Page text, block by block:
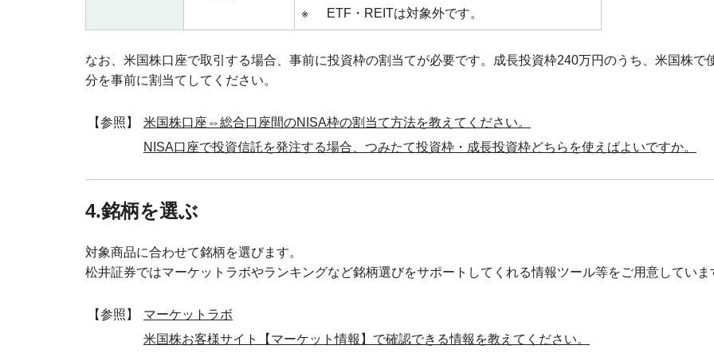
※
ETF・REITは対象外です。
なお、米国株口座で取引する場合、事前に投資枠の割当てが必要です。成長投資枠240万円のうち、米国株で
分を事前に割当てしてください。
【参照】
米国株口座⇔総合口座間のNISA枠の割当て方法を教えてください。
NISA口座で投資信託を発注する場合、つみたて投資枠・成長投資枠どちらを使えばよいですか。
4.銘柄を選ぶ
対象商品に合わせて銘柄を選びます。
松井証券ではマーケットラボやランキングなど銘柄選びをサポートしてくれる情報ツール等をご用意していま
【参照】
マーケットラボ
米国株お客様サイト【マーケット情報】で確認できる情報を教えてください。